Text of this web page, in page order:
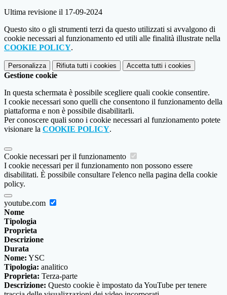
Ultima revisione il 17-09-2024
Questo sito o gli strumenti terzi da questo utilizzati si avvalgono di
cookie necessari al funzionamento ed utili alle finalità illustrate nella
COOKIE POLICY.
Personalizza Rifiuta tutti i cookies Accetta tutti i cookies
Gestione cookie
In questa schermata è possibile scegliere quali cookie consentire.
I cookie necessari sono quelli che consentono il funzionamento della
piattaforma e non è possibile disabilitarli.
Per conoscere quali sono i cookie necessari al funzionamento potete
visionare la COOKIE POLICY.
Cookie necessari per il funzionamento
I cookie necessari per il funzionamento non possono essere
disabilitati. È possibile consultare l'elenco nella pagina della cookie
policy.
youtube.com
Nome
Tipologia
Proprieta
Descrizione
Durata
Nome: YSC
Tipologia: analitico
Proprieta: Terza-parte
Descrizione: Questo cookie è impostato da YouTube per tenere